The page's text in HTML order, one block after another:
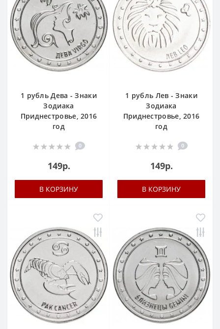
1 рубль Дева - Знаки
Зодиака
Приднестровье, 2016
год
0
149р.
В КОРЗИНУ
1 рубль Лев - Знаки
Зодиака
Приднестровье, 2016
год
0
149р.
В КОРЗИНУ